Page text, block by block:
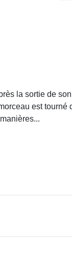
la sortie de
est tourné